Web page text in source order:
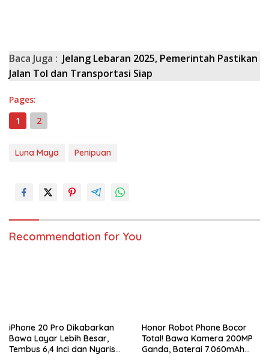
Baca Juga : Jelang Lebaran 2025, Pemerintah Pastikan
Jalan Tol dan Transportasi Siap
Pages:
1
2
Luna Maya Penipuan
Recommendation for You
iPhone 20 Pro Dikabarkan
Bawa Layar Lebih Besar,
Tembus 6,4 Inci dan Nyaris
Honor Robot Phone Bocor
Total! Bawa Kamera 200MP
Ganda, Baterai 7.060mAh